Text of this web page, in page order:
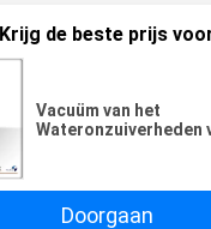
Krijg de beste prijs
Vacuüm van het
Wateronzuiverheden
Mobiel Type met
Doorgaan